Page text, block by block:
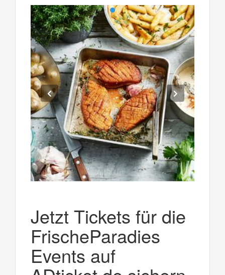
Jetzt Tickets für die
FrischeParadies
Events auf